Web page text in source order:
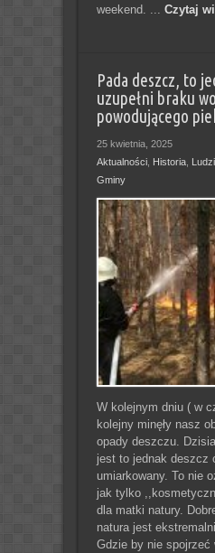
weekend. ... Czytaj
Pada deszcz, to
uzupełni braku
powodującego
25 kwietnia, 2025
Aktualności, Historia,
Gminy
W kolejnym dniu ( w
kolejny minęły nasz
opady deszczu.
jest to jednak deszcz
umiarkowany. To nie
jak tylko
dla matki natury.
natura jest
Gdzie by nie